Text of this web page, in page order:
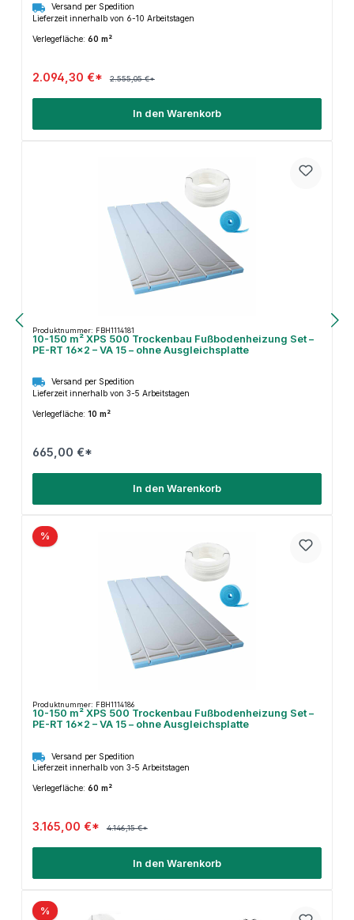
Versand per Spedition
Lieferzeit innerhalb von 6-10 Arbeitstagen
Verlegefläche: 60 m²
2.094,30 €* 2.555,05 €*
In den Warenkorb
Produktnummer: FBH1114181
10-150 m² XPS 500 Trockenbau Fußbodenheizung Set –
PE-RT 16×2 – VA 15 – ohne Ausgleichsplatte
Versand per Spedition
Lieferzeit innerhalb von 3-5 Arbeitstagen
Verlegefläche: 10 m²
665,00 €*
In den Warenkorb
%
Produktnummer: FBH1114186
10-150 m² XPS 500 Trockenbau Fußbodenheizung Set –
PE-RT 16×2 – VA 15 – ohne Ausgleichsplatte
Versand per Spedition
Lieferzeit innerhalb von 3-5 Arbeitstagen
Verlegefläche: 60 m²
3.165,00 €* 4.146,15 €*
In den Warenkorb
%